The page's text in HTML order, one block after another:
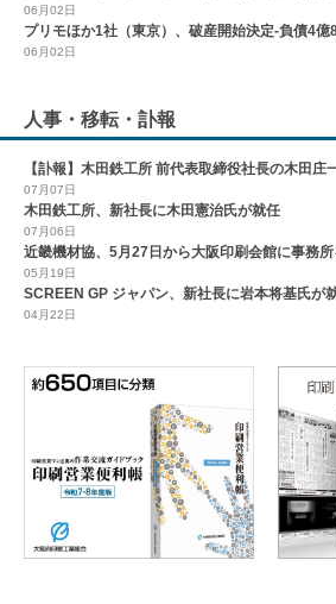
06月02日
プリモほか1社（東京）、破産開始決定-負債4億
06月02日
人事・移転・訃報
【訃報】木田鉄工所 前代表取締役社長の木田庄
07月07日
木田鉄工所、新社長に木田憲治氏が就任
07月06日
近畿機材協、5月27日から大阪印刷会館に事務
05月19日
SCREEN GP ジャパン、新社長に岩本将基氏が
04月22日